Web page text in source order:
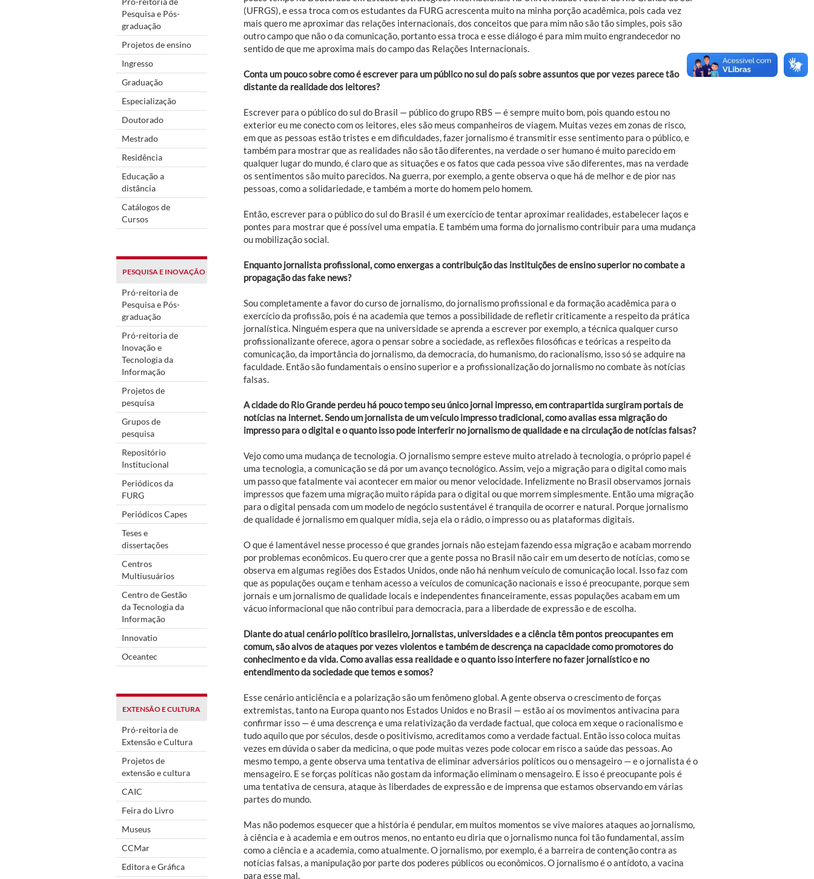
Pesquisa e Pós-
graduação
Projetos de ensino
Ingresso
Graduação
Especialização
Doutorado
Mestrado
Residência
Educação a
distância
Catálogos de
Cursos
PESQUISA E INOVAÇÃO
Pró-reitoria de
Pesquisa e Pós-
graduação
Pró-reitoria de
Inovação e
Tecnologia da
Informação
Projetos de
pesquisa
Grupos de
pesquisa
Repositório
Institucional
Periódicos da
FURG
Periódicos Capes
Teses e
dissertações
Centros
Multiusuários
Centro de Gestão
da Tecnologia da
Informação
Innovatio
Oceantec
EXTENSÃO E CULTURA
Pró-reitoria de
Extensão e Cultura
Projetos de
extensão e cultura
CAIC
Feira do Livro
Museus
CCMar
Editora e Gráfica
(UFRGS), e essa troca com os estudantes da FURG acrescenta muito na minha porção acadêmica, pois cada vez
mais quero me aproximar das relações internacionais, dos conceitos que para mim não são tão simples, pois são
outro campo que não o da comunicação, portanto essa troca e esse diálogo é para mim muito engrandecedor no
sentido de que me aproxima mais do campo das Relações Internacionais.
Conta um pouco sobre como é escrever para um público no sul do país sobre assuntos que por vezes parece tão
distante da realidade dos leitores?
Escrever para o público do sul do Brasil — público do grupo RBS — é sempre muito bom, pois quando estou no
exterior eu me conecto com os leitores, eles são meus companheiros de viagem. Muitas vezes em zonas de risco,
em que as pessoas estão tristes e em dificuldades, fazer jornalismo é transmitir esse sentimento para o público, e
também para mostrar que as realidades não são tão diferentes, na verdade o ser humano é muito parecido em
qualquer lugar do mundo, é claro que as situações e os fatos que cada pessoa vive são diferentes, mas na verdade
os sentimentos são muito parecidos. Na guerra, por exemplo, a gente observa o que há de melhor e de pior nas
pessoas, como a solidariedade, e também a morte do homem pelo homem.
Então, escrever para o público do sul do Brasil é um exercício de tentar aproximar realidades, estabelecer laços e
pontes para mostrar que é possível uma empatia. E também uma forma do jornalismo contribuir para uma mudança
ou mobilização social.
Enquanto jornalista profissional, como enxergas a contribuição das instituições de ensino superior no combate a
propagação das fake news?
Sou completamente a favor do curso de jornalismo, do jornalismo profissional e da formação acadêmica para o
exercício da profissão, pois é na academia que temos a possibilidade de refletir criticamente a respeito da prática
jornalística. Ninguém espera que na universidade se aprenda a escrever por exemplo, a técnica qualquer curso
profissionalizante oferece, agora o pensar sobre a sociedade, as reflexões filosóficas e teóricas a respeito da
comunicação, da importância do jornalismo, da democracia, do humanismo, do racionalismo, isso só se adquire na
faculdade. Então são fundamentais o ensino superior e a profissionalização do jornalismo no combate às notícias
falsas.
A cidade do Rio Grande perdeu há pouco tempo seu único jornal impresso, em contrapartida surgiram portais de
notícias na internet. Sendo um jornalista de um veículo impresso tradicional, como avalias essa migração do
impresso para o digital e o quanto isso pode interferir no jornalismo de qualidade e na circulação de notícias falsas?
Vejo como uma mudança de tecnologia. O jornalismo sempre esteve muito atrelado à tecnologia, o próprio papel é
uma tecnologia, a comunicação se dá por um avanço tecnológico. Assim, vejo a migração para o digital como mais
um passo que fatalmente vai acontecer em maior ou menor velocidade. Infelizmente no Brasil observamos jornais
impressos que fazem uma migração muito rápida para o digital ou que morrem simplesmente. Então uma migração
para o digital pensada com um modelo de negócio sustentável é tranquila de ocorrer e natural. Porque jornalismo
de qualidade é jornalismo em qualquer mídia, seja ela o rádio, o impresso ou as plataformas digitais.
O que é lamentável nesse processo é que grandes jornais não estejam fazendo essa migração e acabam morrendo
por problemas econômicos. Eu quero crer que a gente possa no Brasil não cair em um deserto de notícias, como se
observa em algumas regiões dos Estados Unidos, onde não há nenhum veículo de comunicação local. Isso faz com
que as populações ouçam e tenham acesso a veículos de comunicação nacionais e isso é preocupante, porque sem
jornais e um jornalismo de qualidade locais e independentes financeiramente, essas populações acabam em um
vácuo informacional que não contribui para democracia, para a liberdade de expressão e de escolha.
Diante do atual cenário político brasileiro, jornalistas, universidades e a ciência têm pontos preocupantes em
comum, são alvos de ataques por vezes violentos e também de descrença na capacidade como promotores do
conhecimento e da vida. Como avalias essa realidade e o quanto isso interfere no fazer jornalístico e no
entendimento da sociedade que temos e somos?
Esse cenário anticiência e a polarização são um fenômeno global. A gente observa o crescimento de forças
extremistas, tanto na Europa quanto nos Estados Unidos e no Brasil — estão aí os movimentos antivacina para
confirmar isso — é uma descrença e uma relativização da verdade factual, que coloca em xeque o racionalismo e
tudo aquilo que por séculos, desde o positivismo, acreditamos como a verdade factual. Então isso coloca muitas
vezes em dúvida o saber da medicina, o que pode muitas vezes pode colocar em risco a saúde das pessoas. Ao
mesmo tempo, a gente observa uma tentativa de eliminar adversários políticos ou o mensageiro — e o jornalista é o
mensageiro. E se forças políticas não gostam da informação eliminam o mensageiro. E isso é preocupante pois é
uma tentativa de censura, ataque às liberdades de expressão e de imprensa que estamos observando em várias
partes do mundo.
Mas não podemos esquecer que a história é pendular, em muitos momentos se vive maiores ataques ao jornalismo,
à ciência e à academia e em outros menos, no entanto eu diria que o jornalismo nunca foi tão fundamental, assim
como a ciência e a academia, como atualmente. O jornalismo, por exemplo, é a barreira de contenção contra as
notícias falsas, a manipulação por parte dos poderes públicos ou econômicos. O jornalismo é o antídoto, a vacina
para esse mal.